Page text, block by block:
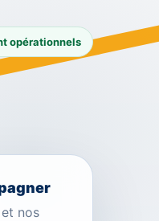
opérationnels
nos